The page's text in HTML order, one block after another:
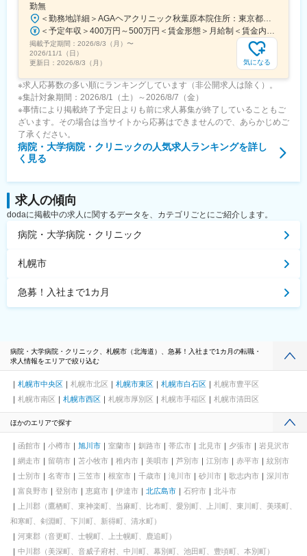
勤無
掲載予定期間： 2026/8/3（月） 〜
2026/11/1（日）
更新日： 2026/8/3（月） 気になる
※求人応募数の多い順にランキングしています（非公開求人は除く）。
※集計対象期間：2026/8/1（土）～2026/8/7（金）
※事情により掲載終了予定日よりも前に求人募集が終了していることもご
ざいます。その場合は当サイトから応募はできませんので、あらかじめご
了承ください。
病院・大学病院・クリニックの人気求人ランキングを詳し
く見る
求人の傾向
dodaに掲載中の求人に関するデータを、カテゴリごとにご紹介します。
病院・大学病院・クリニック
札幌市
急募！入社まで1カ月
病院・大学病院・クリニック、札幌市（北海道）、急募！入社まで1カ月の転職・
求人情報をエリアで絞り込む
札幌市中央区 札幌市北区 札幌市東区 札幌市白石区
札幌市豊平区
札幌市南区
札幌市西区 札幌市厚別区 札幌市手稲区 札幌市清田区
ほかのエリアで探す
函館市 小樽市 旭川市 室蘭市 釧路市 帯広市 北見市 夕張市
岩見沢市
網走市
留萌市 苫小牧市 稚内市 美唄市 芦別市 江別市 赤平市
紋別市
士別市
名寄市 三笠市 根室市 千歳市 滝川市 砂川市 歌志内市
深川市
富良野市
登別市 恵庭市 伊達市 北広島市 石狩市
北斗市
上川郡（鷹栖町、東神楽町、当麻町、比布町、愛別町、上川町、東川町、美瑛町、
和寒町、剣淵町、下川町、新得町、清水町）
河東郡（音更町、士幌町、上士幌町、鹿追町）
中川郡（美深町、音威子府村、中川町、幕別町、池田町、豊頃町、本別町）